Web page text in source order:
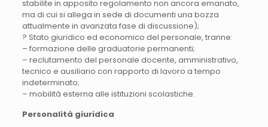
stabilite in apposito regolamento non ancora emanato,
ma di cui si allega in sede di documenti una bozza
attualmente in avanzata fase di discussione);
? Stato giuridico ed economico del personale, tranne:
– formazione delle graduatorie permanenti;
– reclutamento del personale docente, amministrativo,
tecnico e ausiliario con rapporto di lavoro a tempo
indeterminato;
– mobilità esterna alle istituzioni scolastiche.
Personalità giuridica